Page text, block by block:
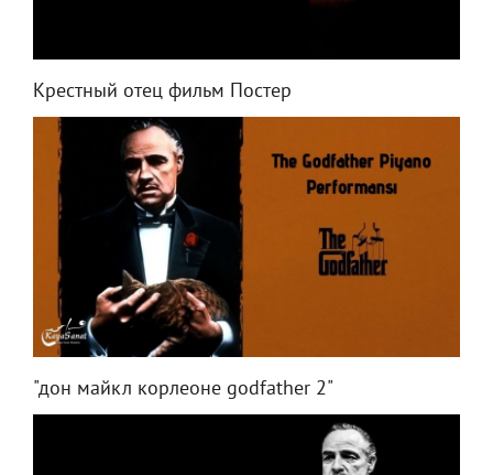
Крестный отец фильм Постер
"дон майкл корлеоне godfather 2"